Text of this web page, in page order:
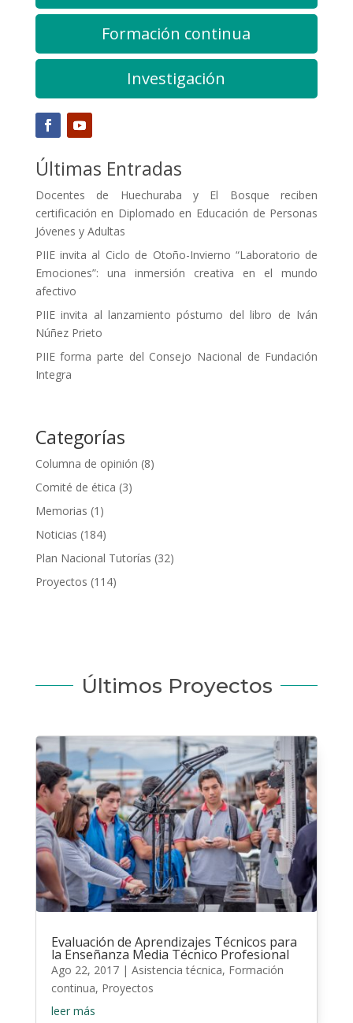
Formación continua
Investigación
Últimas Entradas
Docentes de Huechuraba y El Bosque reciben
certificación en Diplomado en Educación de Personas
Jóvenes y Adultas
PIIE invita al Ciclo de Otoño-Invierno “Laboratorio de
Emociones”: una inmersión creativa en el mundo
afectivo
PIIE invita al lanzamiento póstumo del libro de Iván
Núñez Prieto
PIIE forma parte del Consejo Nacional de Fundación
Integra
Categorías
Columna de opinión (8)
Comité de ética (3)
Memorias (1)
Noticias (184)
Plan Nacional Tutorías (32)
Proyectos (114)
Últimos Proyectos
Evaluación de Aprendizajes Técnicos para
la Enseñanza Media Técnico Profesional
Ago 22, 2017| Asistencia técnica, Formación
continua, Proyectos
leer más